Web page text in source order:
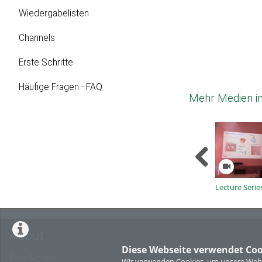
Diese Webseite verwendet
Wiedergabelisten
Channels
Erste Schritte
Häufige Fragen - FAQ
Mehr Medien
Lecture
About